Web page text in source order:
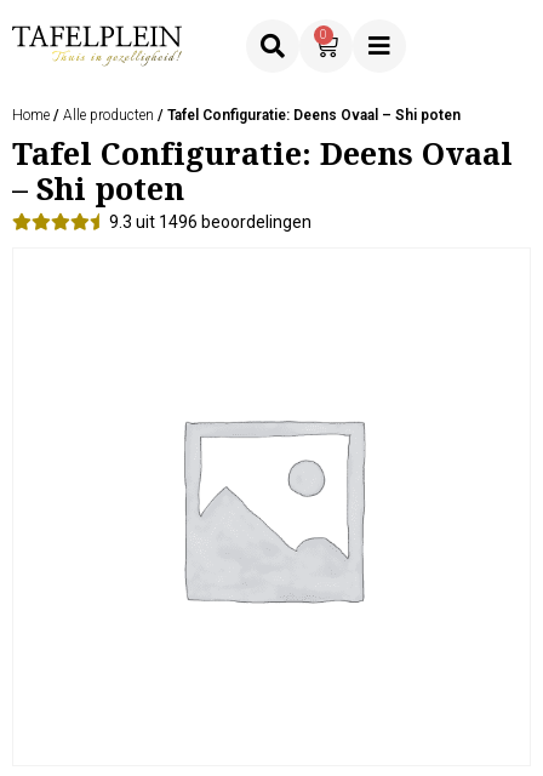
0
Home / Alle producten / Tafel Configuratie: Deens Ovaal – Shi poten
Tafel Configuratie: Deens Ovaal
– Shi poten
9.3 uit 1496 beoordelingen